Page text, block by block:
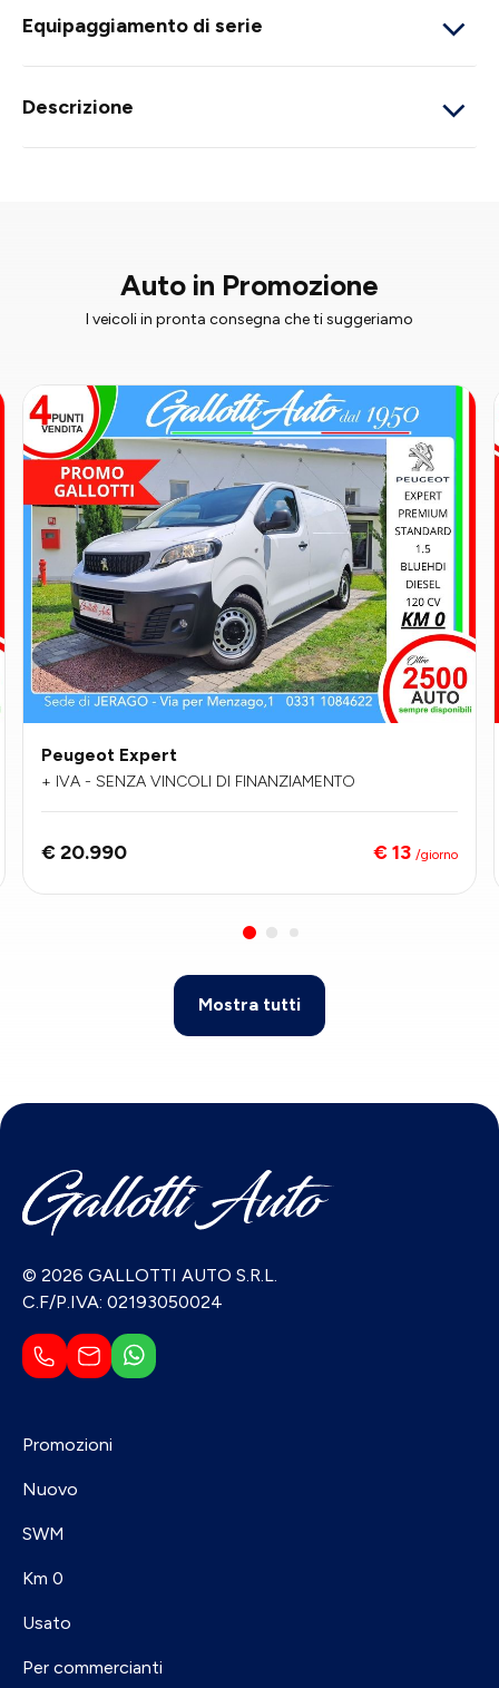
Equipaggiamento di serie
Descrizione
Auto in Promozione
I veicoli in pronta consegna che ti suggeriamo
Peugeot Expert
+ IVA - SENZA VINCOLI DI FINANZIAMENTO
€ 20.990 € 13 /giorno
Mostra tutti
© 2026 GALLOTTI AUTO S.R.L.
C.F/P.IVA: 02193050024
Promozioni
Nuovo
SWM
Km 0
Usato
Per commercianti